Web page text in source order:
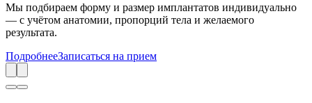
Мы подбираем форму и размер имплантатов индивидуально
— с учётом анатомии, пропорций тела и желаемого
результата.
ПодробнееЗаписаться на прием